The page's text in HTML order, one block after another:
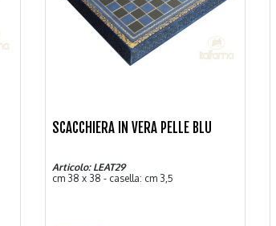
SCACCHIERA IN VERA PELLE BLU
Articolo: LEAT29
cm 38 x 38 - casella: cm 3,5